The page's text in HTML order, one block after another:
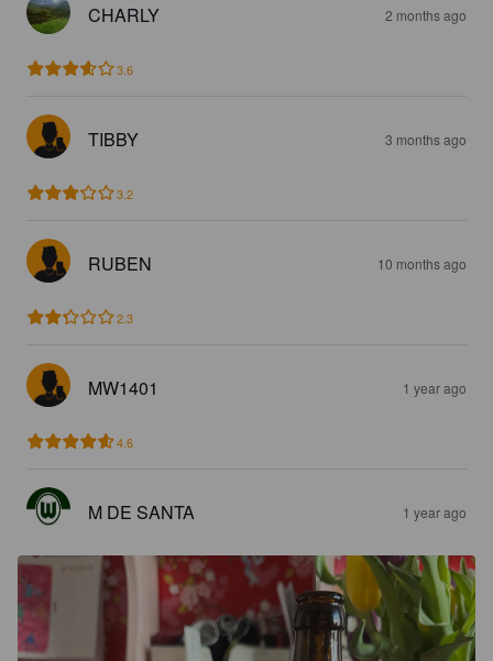
CHARLY 2 months ago
3.6
TIBBY 3 months ago
3.2
RUBEN 10 months ago
2.3
MW1401 1 year ago
4.6
M DE SANTA 1 year ago